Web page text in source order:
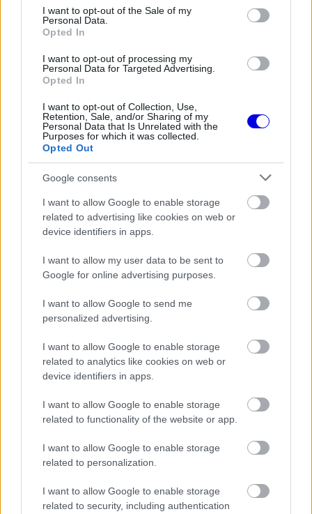
consent section.
I want to opt-out of the Sale of my
Personal Data.
Opted In
I want to opt-out of processing my
Personal Data for Targeted Advertising.
Opted In
I want to opt-out of Collection, Use,
Retention, Sale, and/or Sharing of my
Personal Data that Is Unrelated with the
Purposes for which it was collected.
Opted Out
Google consents
I want to allow Google to enable storage
related to advertising like cookies on web or
device identifiers in apps.
I want to allow my user data to be sent to
Google for online advertising purposes.
I want to allow Google to send me
personalized advertising.
I want to allow Google to enable storage
related to analytics like cookies on web or
device identifiers in apps.
I want to allow Google to enable storage
related to functionality of the website or app.
I want to allow Google to enable storage
related to personalization.
I want to allow Google to enable storage
related to security, including authentication
fel, bár azokkal ellentétben ez középen
függőlegesen ketté van osztva. Ez az apró részlet
is elég lesz azonban, hogy felkeltse az Alfához
méltó sportkocsira vágyó rajongók érdeklődését.
EZEKET IS AJÁNLJUK
Négy új ország és egy visszatérő
klasszikus pályázik F1-es futamra
2028-tól
FORMA-1
Döbbenetes adatgyűjtéssel
döntött a Ferrari Sainz és Ricciardo
FORMA-1
Sainz visszatérne a Red Bullhoz,
ahol a győzelemért harcolhatna
egyelőre nem tudni, mi lesz a neve, ahogy azt
sem, hány példányban készül – a 33-as szám egy
lehetőség, az eredeti 33 Stradaléből 18 darab